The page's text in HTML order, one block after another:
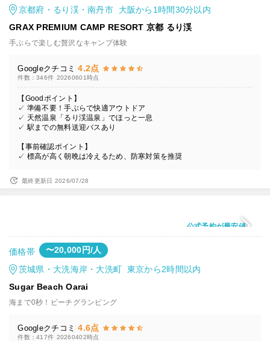
京都府・るり渓・南丹市 大阪から1時間30分以内
GRAX PREMIUM CAMP RESORT 京都 るり渓
手ぶらで楽しむ贅沢なキャンプ体験
Googleクチコミ 4.2点
件数：346件 20260601時点
【Goodポイント】
✓ 準備不要！手ぶらで快適アウトドア
✓ 天然温泉「るり渓温泉」でほっと一息
✓ 駅までの無料送迎バスあり
【事前確認ポイント】
✓ 標高が高く朝晩は冷えるため、防寒対策を推奨
最終更新日 2026/07/28
公式予約が最安値
価格帯 〜20,000円/人
茨城県・大洗海岸・大洗町 東京から2時間以内
Sugar Beach Oarai
海まで0秒！ビーチグランピング
Googleクチコミ 4.6点
件数：417件 20260402時点